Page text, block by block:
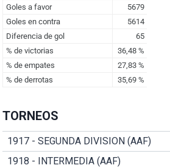
TORNEOS
1917 - SEGUNDA DIVISION (AAF)
1918 - INTERMEDIA (AAF)